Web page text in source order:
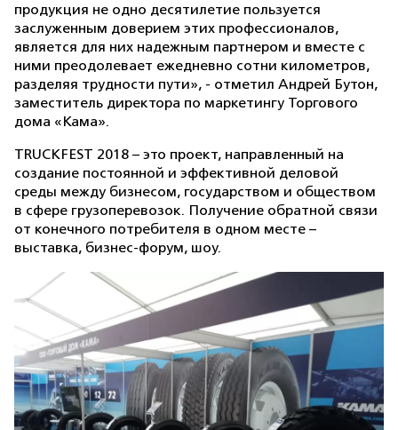
продукция не одно десятилетие пользуется
заслуженным доверием этих профессионалов,
является для них надежным партнером и вместе с
ними преодолевает ежедневно сотни километров,
разделяя трудности пути», - отметил Андрей Бутон,
заместитель директора по маркетингу Торгового
дома «Кама».
TRUCKFEST 2018 – это проект, направленный на
создание постоянной и эффективной деловой
среды между бизнесом, государством и обществом
в сфере грузоперевозок. Получение обратной связи
от конечного потребителя в одном месте –
выставка, бизнес-форум, шоу.